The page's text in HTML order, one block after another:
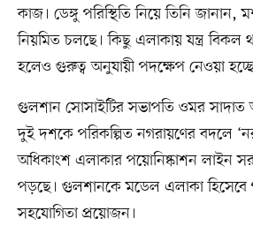
কাজ। ডেঙ্গু পরিস্থিতি নিয়ে তিনি জানান,
নিয়মিত চলছে। কিছু এলাকায় যন্ত্র বিকল
হলেও গুরুত্ব অনুযায়ী পদক্ষেপ নেওয়া
গুলশান সোসাইটির সভাপতি ওমর
দুই দশকে পরিকল্পিত নগরায়ণের বদলে
অধিকাংশ এলাকার পয়োনিষ্কাশন লাইন
পড়ছে। গুলশানকে মডেল এলাকা হিসেবে
সহযোগিতা প্রয়োজন।